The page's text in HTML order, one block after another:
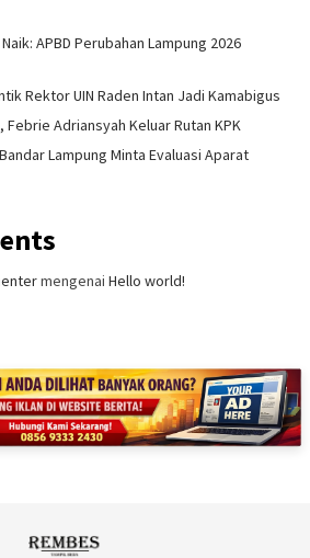
APBD Perubahan Lampung 2026
Rektor UIN Raden Intan Jadi Kamabigus
Adriansyah Keluar Rutan KPK
Lampung Minta Evaluasi Aparat
mengenai Hello world!